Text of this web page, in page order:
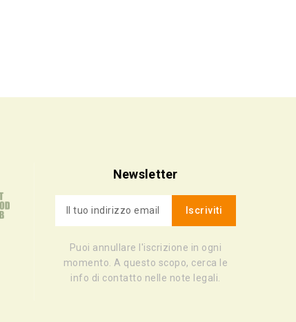
Newsletter
Puoi annullare l'iscrizione in ogni
momento. A questo scopo, cerca le
info di contatto nelle note legali.